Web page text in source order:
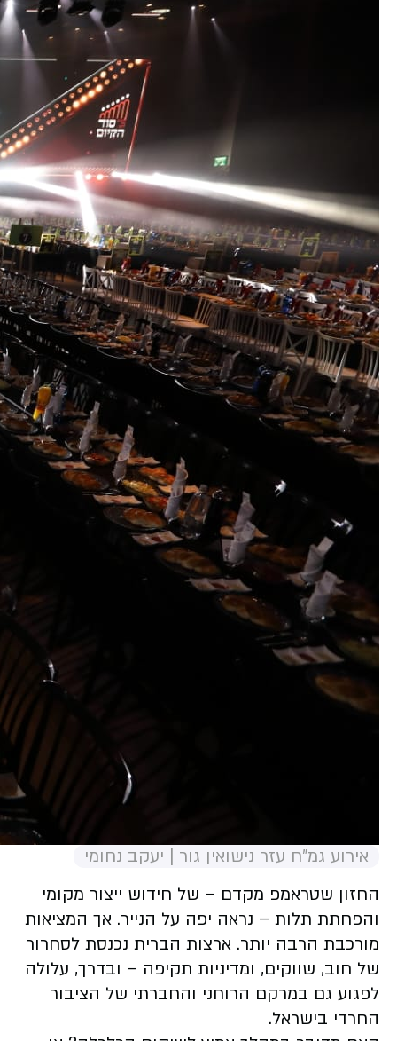
אירוע גמ"ח עזר נישואין גור | יעקב נחומי
החזון שטראמפ מקדם – של חידוש ייצור מקומי
והפחתת תלות – נראה יפה על הנייר. אך המציאות
מורכבת הרבה יותר. ארצות הברית נכנסת לסחרור
של חוב, שווקים, ומדיניות תקיפה – ובדרך, עלולה
לפגוע גם במרקם הרוחני והחברתי של הציבור
החרדי בישראל.